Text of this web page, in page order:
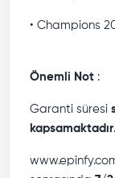
• Champions
Önemli Not :
Garanti süresi
kapsamaktadır.